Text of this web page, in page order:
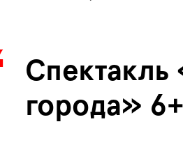
города» 6+